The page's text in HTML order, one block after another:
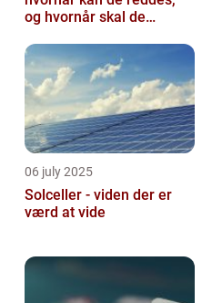
og hvornår skal de
06 july 2025
Solceller - viden der er
værd at vide